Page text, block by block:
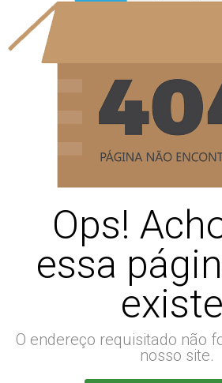
Ops!
essa
O endereço requisitado não
nosso site.